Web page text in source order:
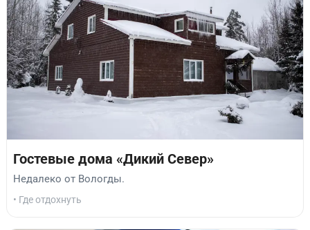
Гостевые дома «Дикий Север»
Недалеко от Вологды.
• Где отдохнуть